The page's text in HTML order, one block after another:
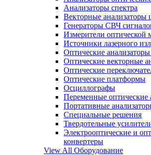
Анализаторы спектра
Векторные анализаторы
Генераторы СВЧ
Измерители оптической
Источники лазерного
Оптические анализаторы
Оптические векторные
Оптические
Оптические платформы
Осциллографы
Переменные оптические
Портативные
Специальные решения
Твердотельные
Электрооптические и
конвертеры
View All Оборудование